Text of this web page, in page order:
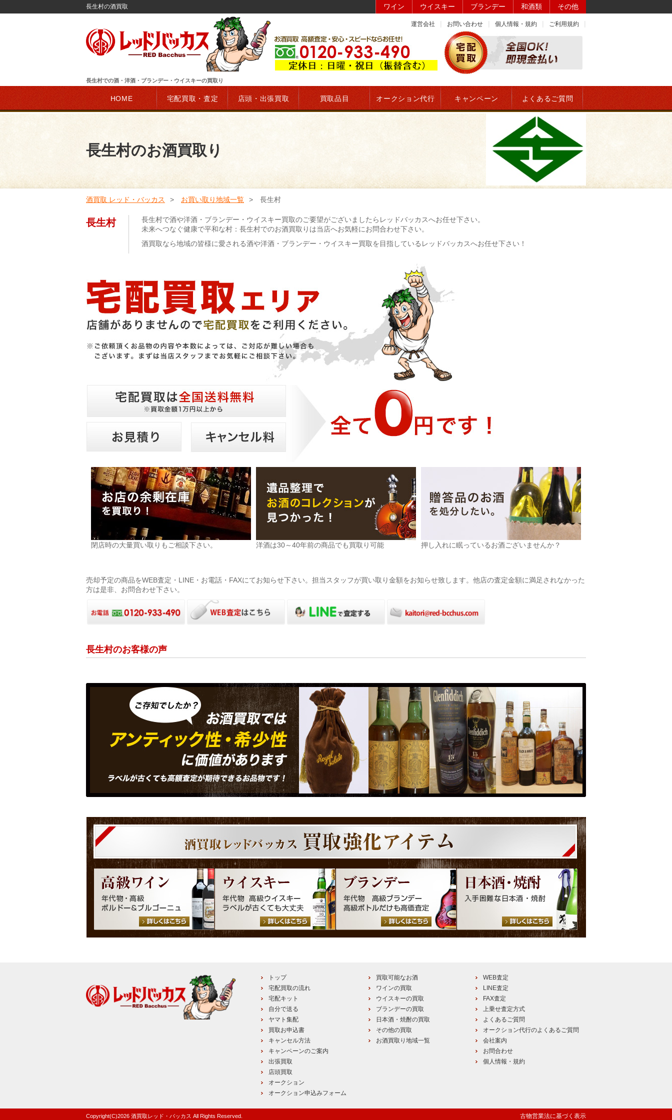
長生村の酒買取 ワイン ウイスキー ブランデー 和酒類 その他
運営会社 お問い合わせ 個人情報・規約 ご利用規約
長生村での酒・洋酒・ブランデー・ウイスキーの買取り
HOME 宅配買取・査定 店頭・出張買取 買取品目 オークション代行 キャンペーン よくあるご質問
長生村のお酒買取り
酒買取 レッド・バッカス お買い取り地域一覧 長生村
長生村
長生村で酒や洋酒・ブランデー・ウイスキー買取のご要望がございましたらレッドバッカスへお任せ下さい。
未来へつなぐ健康で平和な村：長生村でのお酒買取りは当店へお気軽にお問合わせ下さい。
酒買取なら地域の皆様に愛される酒や洋酒・ブランデー・ウイスキー買取を目指しているレッドバッカスへお任せ下さい！
閉店時の大量買い取りもご相談下さい。 洋酒は30～40年前の商品でも買取り可能 押し入れに眠っているお酒ございませんか？
売却予定の商品をWEB査定・LINE・お電話・FAXにてお知らせ下さい。担当スタッフが買い取り金額をお知らせ致します。他店の査定金額に満足されなかった
方は是非、お問合わせ下さい。
長生村のお客様の声
トップ
宅配買取の流れ
宅配キット
自分で送る
ヤマト集配
買取お申込書
キャンセル方法
キャンペーンのご案内
出張買取
店頭買取
オークション
オークション申込みフォーム
買取可能なお酒
ワインの買取
ウイスキーの買取
ブランデーの買取
日本酒・焼酎の買取
その他の買取
お酒買取り地域一覧
WEB査定
LINE査定
FAX査定
上乗せ査定方式
よくあるご質問
オークション代行のよくあるご質問
会社案内
お問合わせ
個人情報・規約
Copyright(C)2026 酒買取レッド・バッカス All Rights Reserved. 古物営業法に基づく表示